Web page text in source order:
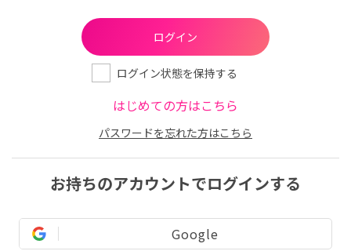
ログイン状態を保持する
はじめての方はこちら
パスワードを忘れた方はこちら
お持ちのアカウントでログインする
Google